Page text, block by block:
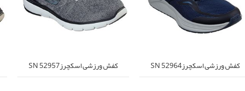
کفش ورزشی اسکچرزSN 52964 کفش ورزشی اسکچرزSN 52957